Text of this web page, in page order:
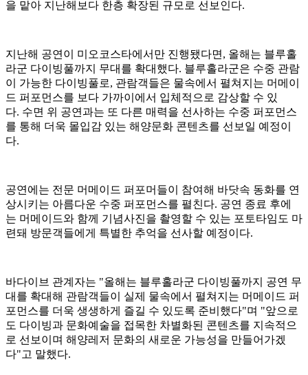
을 맡아 지난해보다 한층 확장된 규모로 선보인다.
지난해 공연이 미오코스타에서만 진행됐다면, 올해는 블루홀
라군 다이빙풀까지 무대를 확대했다. 블루홀라군은 수중 관람
이 가능한 다이빙풀로, 관람객들은 물속에서 펼쳐지는 머메이
드 퍼포먼스를 보다 가까이에서 입체적으로 감상할 수 있
다. 수면 위 공연과는 또 다른 매력을 선사하는 수중 퍼포먼스
를 통해 더욱 몰입감 있는 해양문화 콘텐츠를 선보일 예정이
다.
공연에는 전문 머메이드 퍼포머들이 참여해 바닷속 동화를 연
상시키는 아름다운 수중 퍼포먼스를 펼친다. 공연 종료 후에
는 머메이드와 함께 기념사진을 촬영할 수 있는 포토타임도 마
련돼 방문객들에게 특별한 추억을 선사할 예정이다.
바다이브 관계자는 "올해는 블루홀라군 다이빙풀까지 공연 무
대를 확대해 관람객들이 실제 물속에서 펼쳐지는 머메이드 퍼
포먼스를 더욱 생생하게 즐길 수 있도록 준비했다"며 "앞으로
도 다이빙과 문화예술을 접목한 차별화된 콘텐츠를 지속적으
로 선보이며 해양레저 문화의 새로운 가능성을 만들어가겠
다"고 말했다.